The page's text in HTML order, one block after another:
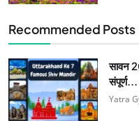
Recommended Posts
सावन
संपूर्ण...
Yatra